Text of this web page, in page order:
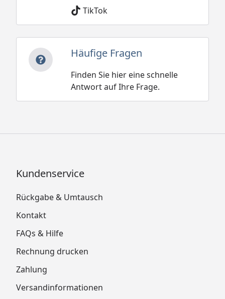
TikTok
Häufige Fragen
Finden Sie hier eine schnelle
Antwort auf Ihre Frage.
Kundenservice
Rückgabe & Umtausch
Kontakt
FAQs & Hilfe
Rechnung drucken
Zahlung
Versandinformationen